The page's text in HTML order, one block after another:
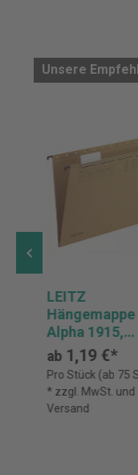
Unsere
LEITZ
Hängemappe
Alpha 1915,
seitlich offen
ab1,19 €*
Pro Stück (ab 75
* zzgl. MwSt. und
Versand